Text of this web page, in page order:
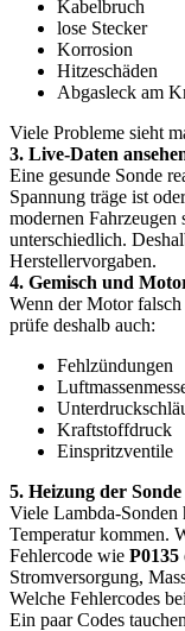
Kabelbruch
lose Stecker
Korrosion
Hitzeschäden
Abgasleck am
Viele Probleme sieht
3. Live-Daten
Eine gesunde Sonde
Spannung träge ist
modernen
unterschiedlich.
Herstellervorgaben.
4. Gemisch und
Wenn der Motor
prüfe deshalb auch:
Fehlzündungen
Kraftstoffdruck
Einspritzventile
5. Heizung der Sonde
Viele Lambda-Sonden
Temperatur kommen.
Fehlercode wie P0135
Stromversorgung,
Welche Fehlercodes
Ein paar Codes